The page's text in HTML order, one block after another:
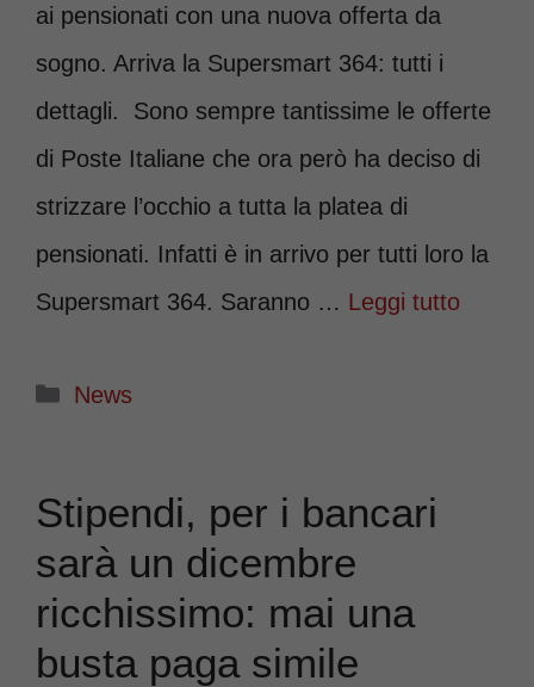
ai pensionati con una nuova offerta da
sogno. Arriva la Supersmart 364: tutti i
dettagli. Sono sempre tantissime le offerte
di Poste Italiane che ora però ha deciso di
strizzare l’occhio a tutta la platea di
pensionati. Infatti è in arrivo per tutti loro la
Supersmart 364. Saranno … Leggi tutto
Categorie
News
Stipendi, per i bancari
sarà un dicembre
ricchissimo: mai una
busta paga simile